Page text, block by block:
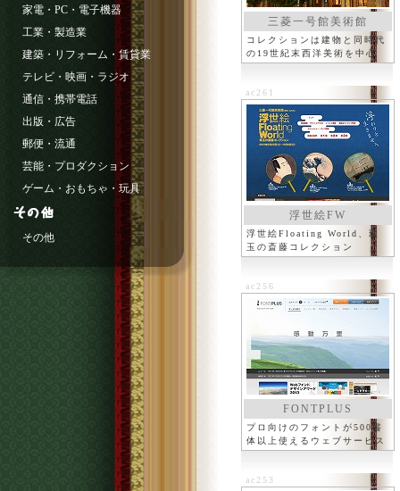
三菱一号館美術館
コレクションは建物と同時代
の19世紀末西洋美術を中心
ac261
浮世絵FW
浮世絵Floating World、珠
玉の斎藤コレクション
ac256
FONTPLUS
プロ向けのフォントが500書
体以上使えるウェブサービス
ac253
家電・PC・電子機器
工業・製造業
建築・リフォーム・賃貸業
テレビ・映画・ラジオ
通信・携帯電話
出版・広告
郵便・流通
芸能・プロダクション
ゲーム・おもちゃ・玩具
その他